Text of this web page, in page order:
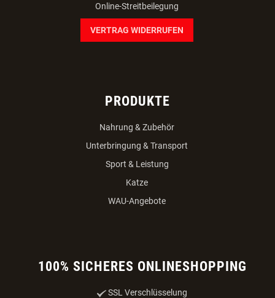
Online-Streitbeilegung
VERTRAG WIDERRUFEN
PRODUKTE
Nahrung & Zubehör
Unterbringung & Transport
Sport & Leistung
Katze
WAU-Angebote
100% SICHERES ONLINESHOPPING
SSL Verschlüsselung